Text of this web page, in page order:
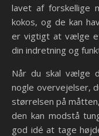
lavet af forskellige
kokos, og de kan
er vigtigt at vælge
din indretning og
Når du skal vælge
nogle overvejelser,
størrelsen på
den kan modstå
god idé at tage